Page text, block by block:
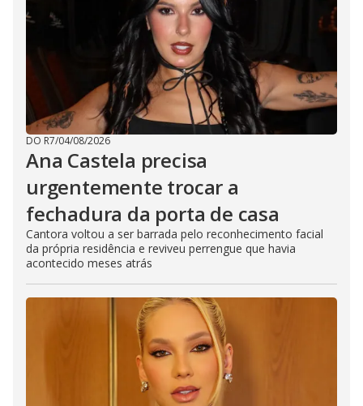
DO R7/04/08/2026
Ana Castela precisa
urgentemente trocar a
fechadura da porta de casa
Cantora voltou a ser barrada pelo reconhecimento facial
da própria residência e reviveu perrengue que havia
acontecido meses atrás